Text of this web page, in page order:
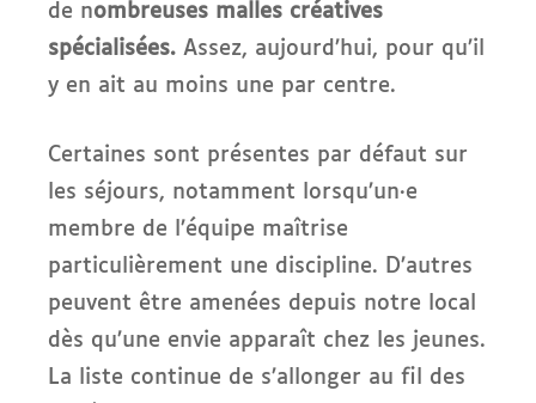
de nombreuses malles créatives
spécialisées. Assez, aujourd’hui, pour qu’il
y en ait au moins une par centre.
Certaines sont présentes par défaut sur
les séjours, notamment lorsqu’un·e
membre de l’équipe maîtrise
particulièrement une discipline. D’autres
peuvent être amenées depuis notre local
dès qu’une envie apparaît chez les jeunes.
La liste continue de s’allonger au fil des